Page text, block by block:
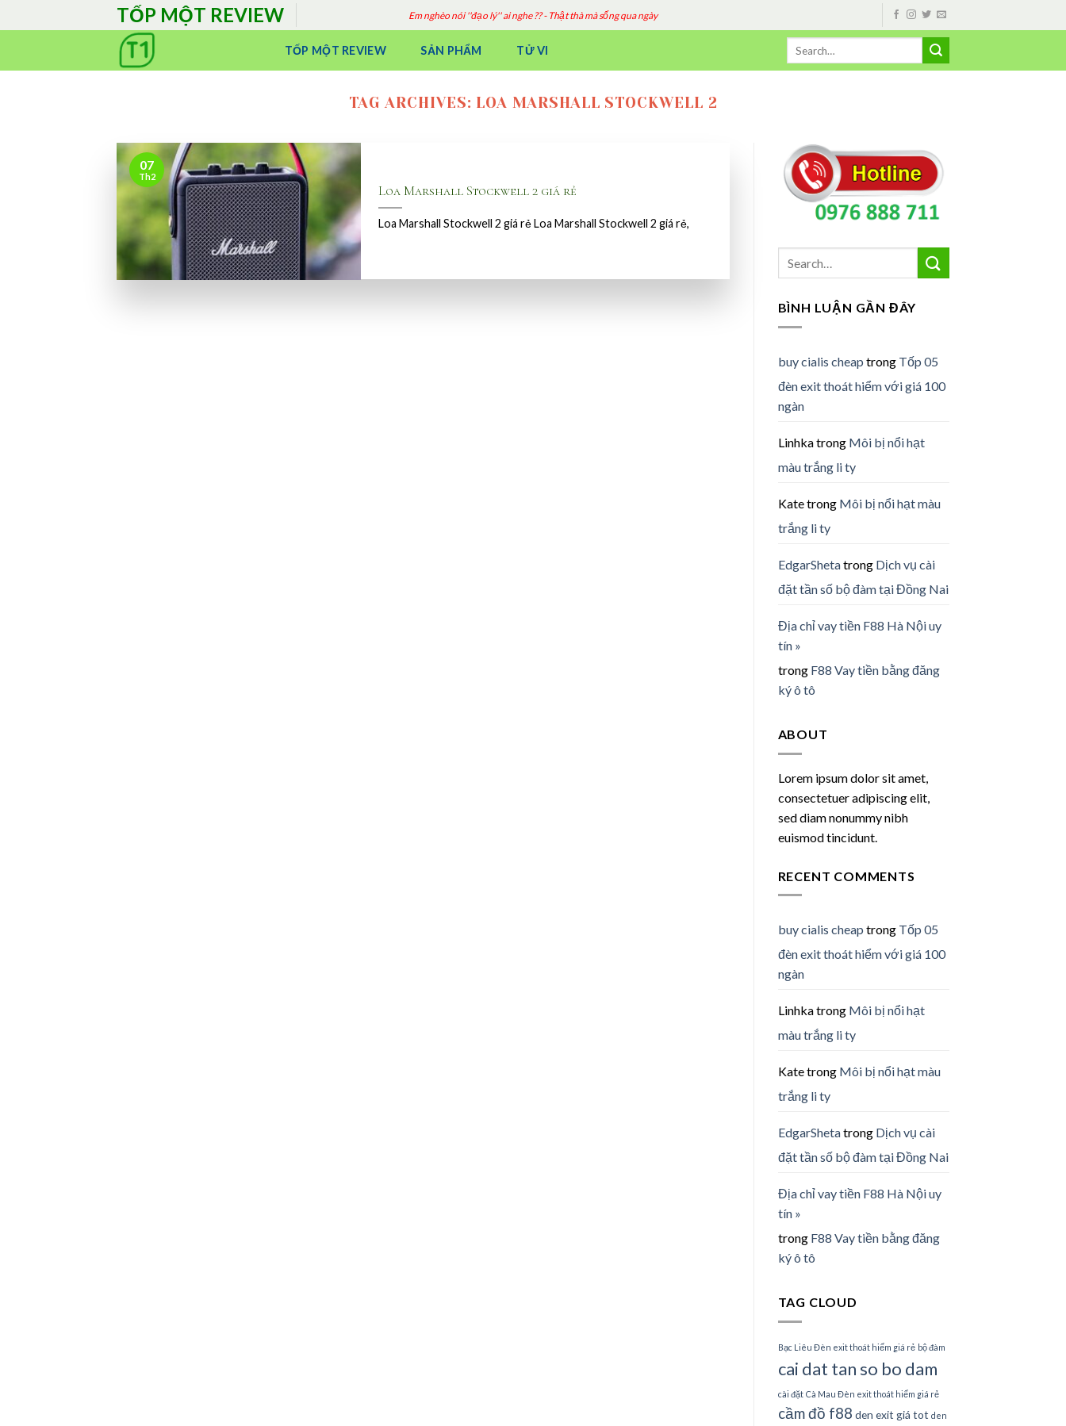
to
TỐP MỘT REVIEW Em nghèo nói ''đạo lý'' ai nghe ?? - Thật thà mà sống qua ngày
TỐP MỘT REVIEW SẢN PHẨM TỬ VI
TAG ARCHIVES: LOA MARSHALL STOCKWELL 2
Loa Marshall Stockwell 2 giá rẻ
Loa Marshall Stockwell 2 giá rẻ Loa Marshall Stockwell 2 giá rẻ,
07
Th2
BÌNH LUẬN GẦN ĐÂY
buy cialis cheap trong Tốp 05
đèn exit thoát hiểm với giá 100
ngàn
Linhkatrong Môi bị nổi hạt
màu trắng li ty
Katetrong Môi bị nổi hạt màu
trắng li ty
EdgarShetatrong Dịch vụ cài
đặt tần số bộ đàm tại Đồng Nai
Địa chỉ vay tiền F88 Hà Nội uy
tín »
trong F88 Vay tiền bằng đăng
ký ô tô
ABOUT
Lorem ipsum dolor sit amet,
consectetuer adipiscing elit,
sed diam nonummy nibh
euismod tincidunt.
RECENT COMMENTS
buy cialis cheap trong Tốp 05
đèn exit thoát hiểm với giá 100
ngàn
Linhkatrong Môi bị nổi hạt
màu trắng li ty
Katetrong Môi bị nổi hạt màu
trắng li ty
EdgarShetatrong Dịch vụ cài
đặt tần số bộ đàm tại Đồng Nai
Địa chỉ vay tiền F88 Hà Nội uy
tín »
trong F88 Vay tiền bằng đăng
ký ô tô
TAG CLOUD
Bạc Liêu Đèn exit thoát hiểm giá rẻ bộ đàm
cai dat tan so bo dam
cài đặt Cà Mau Đèn exit thoát hiểm giá rẻ
cầm đồ f88 den exit giá tot den